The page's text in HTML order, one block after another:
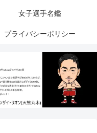
女子選手名鑑
プライバシーポリシー